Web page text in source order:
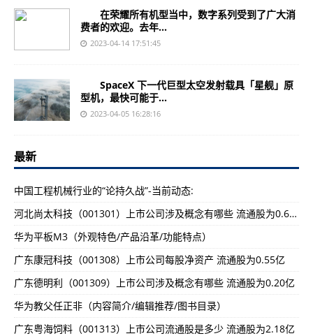
在荣耀所有机型当中，数字系列受到了广大消
费者的欢迎。去年...
2023-04-14 17:51:45
SpaceX 下一代巨型太空发射载具「星舰」原
型机，最快可能于...
2023-04-05 16:28:16
最新
中国工程机械行业的“论持久战”-当前动态:
河北尚太科技（001301）上市公司涉及概念有哪些 流通股为0.65亿
华为平板M3（外观特色/产品沿革/功能特点）
广东康冠科技（001308）上市公司每股净资产 流通股为0.55亿
广东德明利（001309）上市公司涉及概念有哪些 流通股为0.20亿
华为教父任正非（内容简介/编辑推荐/图书目录）
广东粤海饲料（001313）上市公司流通股是多少 流通股为2.18亿